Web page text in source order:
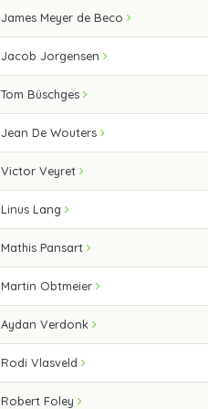
James Meyer de Beco
Jacob Jorgensen
Tom Büschges
Jean De Wouters
Victor Veyret
Linus Lang
Mathis Pansart
Martin Obtmeier
Aydan Verdonk
Rodi Vlasveld
Robert Foley